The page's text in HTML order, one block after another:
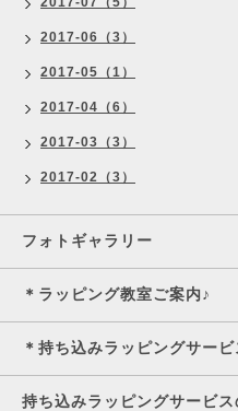
2017-06（3）
2017-05（1）
2017-04（6）
2017-03（3）
2017-02（3）
フォトギャラリー
＊ラッピング教室ご案内♪
＊持ち込みラッピングサービ
持ち込みラッピングサービス